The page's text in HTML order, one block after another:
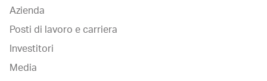
Azienda
Posti di lavoro e carriera
Investitori
Media